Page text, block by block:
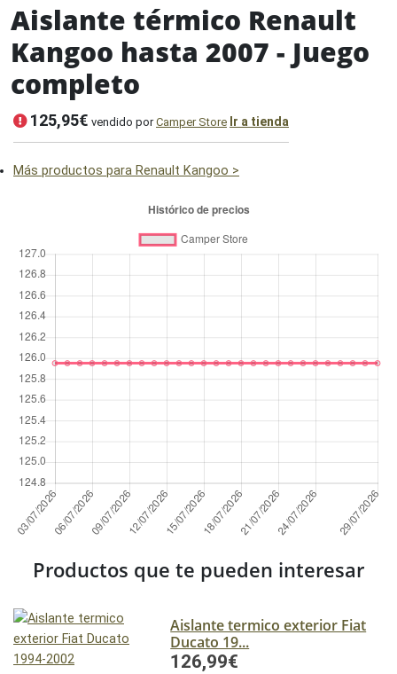
Aislante térmico Renault
Kangoo hasta 2007 - Juego
completo
125,95€ vendido porCamper Store Ir a tienda
Más productos para Renault Kangoo >
Productos que te pueden interesar
Aislante termico exterior Fiat
Ducato 19...
126,99€